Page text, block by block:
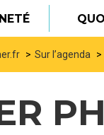
Sur l’agenda